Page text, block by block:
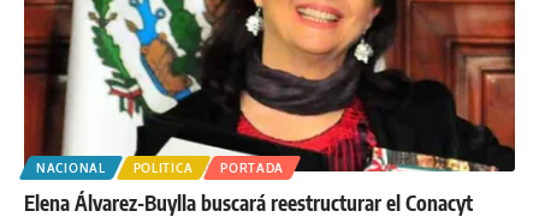
NACIONAL POLITICA PORTADA
Elena Álvarez-Buylla buscará reestructurar el Conacyt